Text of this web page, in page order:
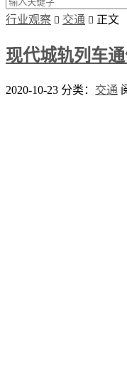
行业观察  交通  正文
现代城轨列车
2020-10-23 分类： 交通